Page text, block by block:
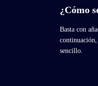
¿Cómo
Basta con
sencillo.